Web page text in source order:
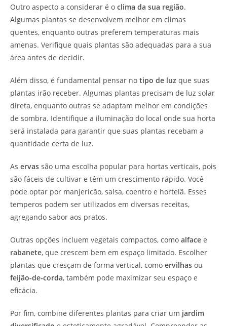
Outro aspecto a considerar é o clima da sua região.
Algumas plantas se desenvolvem melhor em climas
quentes, enquanto outras preferem temperaturas mais
amenas. Verifique quais plantas são adequadas para a sua
área antes de decidir.
Além disso, é fundamental pensar no tipo de luz que suas
plantas irão receber. Algumas plantas precisam de luz solar
direta, enquanto outras se adaptam melhor em condições
de sombra. Identifique a iluminação do local onde sua horta
será instalada para garantir que suas plantas recebam a
quantidade certa de luz.
As ervas são uma escolha popular para hortas verticais, pois
são fáceis de cultivar e têm um crescimento rápido. Você
pode optar por manjericão, salsa, coentro e hortelã. Esses
temperos podem ser utilizados em diversas receitas,
agregando sabor aos pratos.
Outras opções incluem vegetais compactos, como alface e
rabanete, que crescem bem em espaço limitado. Escolher
plantas que cresçam de forma vertical, como ervilhas ou
feijão-de-corda, também pode maximizar seu espaço e
eficácia.
Por fim, combine diferentes plantas para criar um jardim